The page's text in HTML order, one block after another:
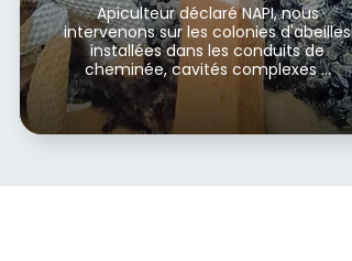
Apiculteur déclaré NAPI, nous
intervenons sur les colonies d'abeilles
installées dans les conduits de
cheminée, cavités complexes ...